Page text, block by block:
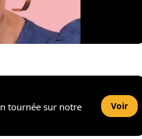
tournée sur notre
Voir